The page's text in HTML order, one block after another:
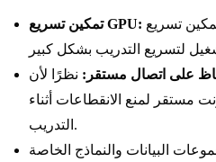
تمكين تسريع GPU:
على اتصال مستقر: نظرًا لأن Colab يعمل في السحابة،
مستقر لمنع الانقطاعات أثناء
التدريب.
البيانات والنماذج الخاصة